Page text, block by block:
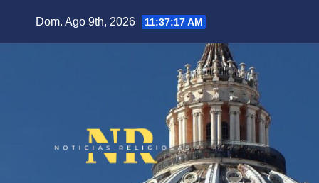
Dom. Ago 9th, 2026 11:37:18 AM